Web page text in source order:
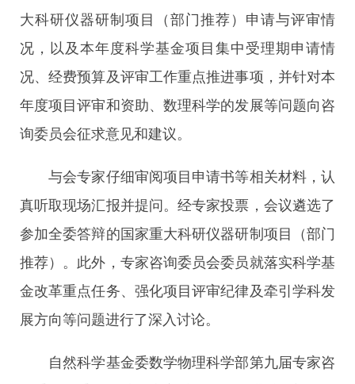
大科研仪器研制项目（部门推荐）申请与评审情
况，以及本年度科学基金项目集中受理期申请情
况、经费预算及评审工作重点推进事项，并针对本
年度项目评审和资助、数理科学的发展等问题向咨
询委员会征求意见和建议。
与会专家仔细审阅项目申请书等相关材料，认
真听取现场汇报并提问。经专家投票，会议遴选了
参加全委答辩的国家重大科研仪器研制项目（部门
推荐）。此外，专家咨询委员会委员就落实科学基
金改革重点任务、强化项目评审纪律及牵引学科发
展方向等问题进行了深入讨论。
自然科学基金委数学物理科学部第九届专家咨